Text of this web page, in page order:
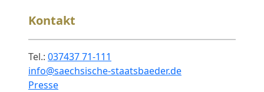
Kontakt
Tel.: 037437 71-111
info@saechsische-staatsbaeder.de
Presse